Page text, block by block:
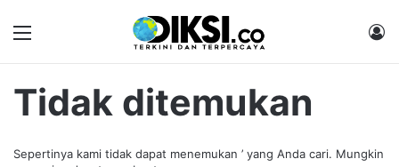
Tidak ditemukan
Sepertinya kami tidak dapat menemukan ’ yang Anda cari. Mungkin